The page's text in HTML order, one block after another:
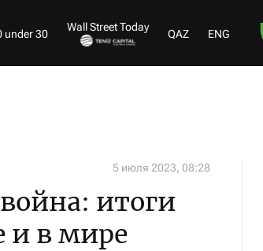
under 30
Wall Street Today
QAZ ENG
5 июля 2023, 08:28
итоги
и в мире